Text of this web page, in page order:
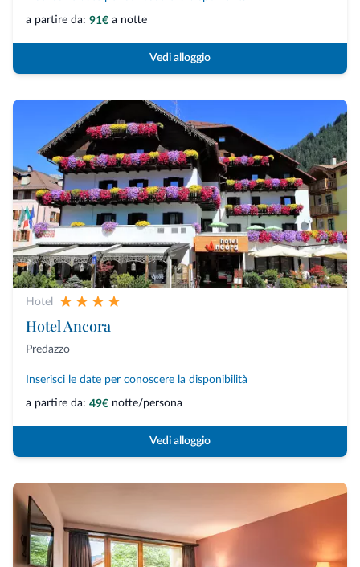
a partire da: 91€ a notte
Vedi alloggio
Hotel
Hotel Ancora
Predazzo
Inserisci le date per conoscere la disponibilità
a partire da: 49€ notte/persona
Vedi alloggio